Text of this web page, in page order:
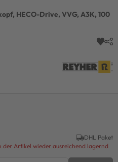
HECO-Drive, VVG, A3K, 100
DHL Paket
Artikel wieder ausreichend lagernd